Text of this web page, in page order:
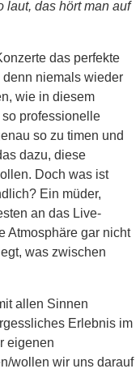
laut, das hört man auf
das perfekte
niemals wieder
wie in diesem
professionelle
so zu timen und
dazu, diese
Doch was ist
Ein müder,
an das Live-
Atmosphäre gar nicht
was zwischen
allen Sinnen
Erlebnis im
eigenen
wollen wir uns darauf